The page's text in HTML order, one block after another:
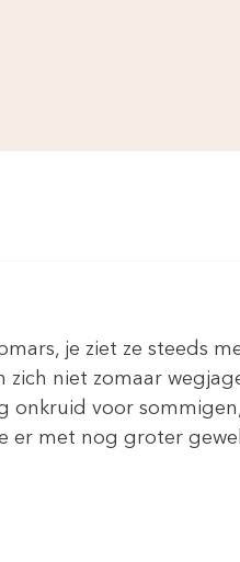
je ziet ze steeds
zich niet zomaar
onkruid voor
er met nog groter